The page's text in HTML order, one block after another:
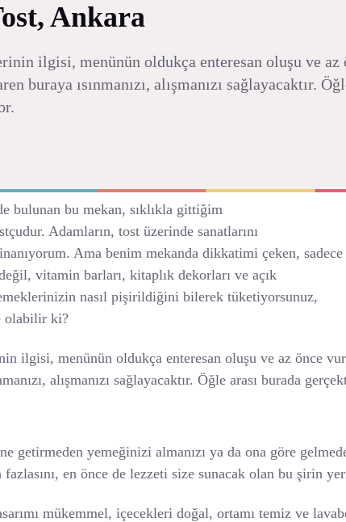
Ankara
ilgisi, menünün oldukça enteresan oluşu ve
buraya ısınmanızı, alışmanızı sağlayacaktır.
bulunan bu mekan, sıklıkla gittiğim
Adamların, tost üzerinde sanatlarını
Ama benim mekanda dikkatimi çeken, sadece
vitamin barları, kitaplık dekorları ve açık
nasıl pişirildiğini bilerek tüketiyorsunuz,
olabilir ki?
ilgisi, menünün oldukça enteresan oluşu ve az önce
alışmanızı sağlayacaktır. Öğle arası burada
getirmeden yemeğinizi almanızı ya da ona göre
en önce de lezzeti size sunacak olan bu şirin
mükemmel, içecekleri doğal, ortamı temiz ve